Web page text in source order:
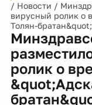
/ Новости /
вирусный ролик о
Толян-братан&quot;
ролик о